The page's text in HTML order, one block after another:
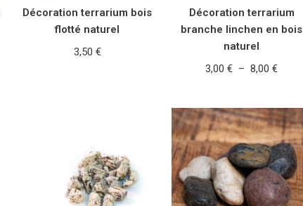
Décoration terrarium bois
flotté naturel
3,50 €
Décoration terrarium
branche linchen en bois
naturel
3,00€ – 8,00€